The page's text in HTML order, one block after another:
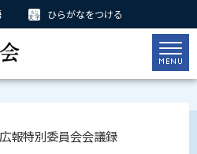
ひらがなをつける
報特別委員会会議録